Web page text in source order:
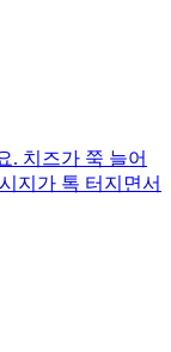
. 치즈가 쭉 늘어
지가 톡 터지면서